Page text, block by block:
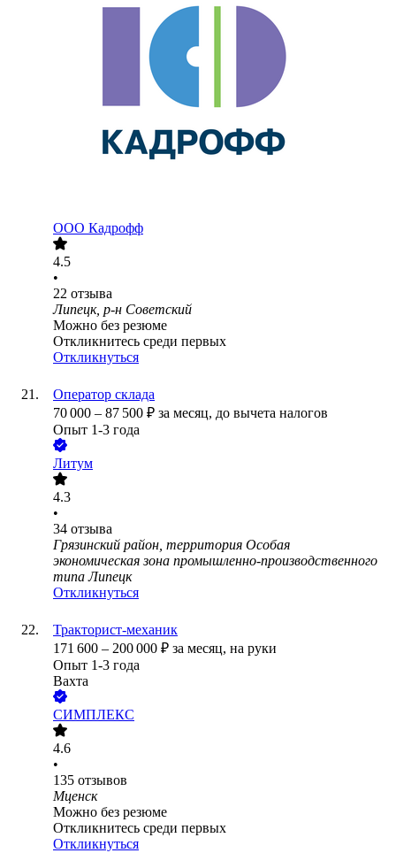
ООО Кадрофф
4.5
•
22 отзыва
Липецк, р-н Советский
Можно без резюме
Откликнитесь среди первых
Откликнуться
Оператор склада
70 000 – 87 500 ₽ за месяц, до вычета налогов
Опыт 1-3 года
Литум
4.3
•
34 отзыва
Грязинский район, территория Особая
экономическая зона промышленно-производственного
типа Липецк
Откликнуться
Тракторист-механик
171 600 – 200 000 ₽ за месяц, на руки
Опыт 1-3 года
Вахта
СИМПЛЕКС
4.6
•
135 отзывов
Мценск
Можно без резюме
Откликнитесь среди первых
Откликнуться